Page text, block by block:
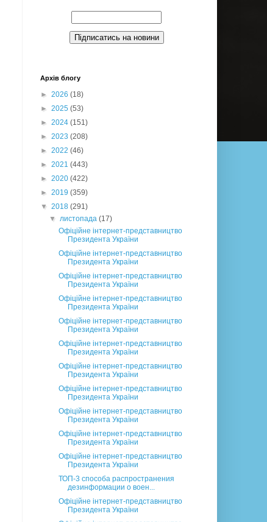
Архів блогу
► 2026 (18)
► 2025 (53)
► 2024 (151)
► 2023 (208)
► 2022 (46)
► 2021 (443)
► 2020 (422)
► 2019 (359)
▼ 2018 (291)
▼листопада(17)
Офіційне інтернет-представництво
Президента України
Офіційне інтернет-представництво
Президента України
Офіційне інтернет-представництво
Президента України
Офіційне інтернет-представництво
Президента України
Офіційне інтернет-представництво
Президента України
Офіційне інтернет-представництво
Президента України
Офіційне інтернет-представництво
Президента України
Офіційне інтернет-представництво
Президента України
Офіційне інтернет-представництво
Президента України
Офіційне інтернет-представництво
Президента України
Офіційне інтернет-представництво
Президента України
ТОП-3 способа распространения
дезинформации о воен...
Офіційне інтернет-представництво
Президента України